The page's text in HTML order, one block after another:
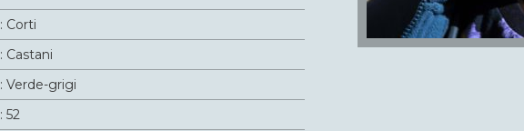
: Corti
: Castani
: Verde-grigi
: 52